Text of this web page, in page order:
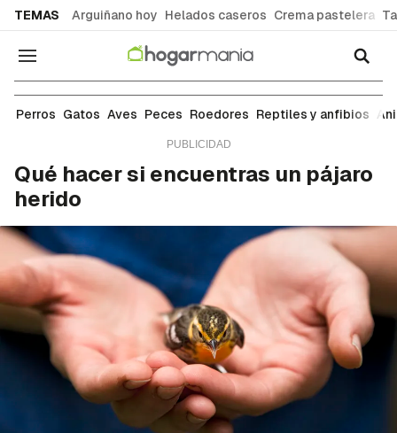
TEMAS Arguiñano hoy Helados caseros Crema pastelera
Navegación
Aves
Perros Gatos Aves Peces Roedores Reptiles y anfibios
Qué hacer si encuentras un pájaro
herido